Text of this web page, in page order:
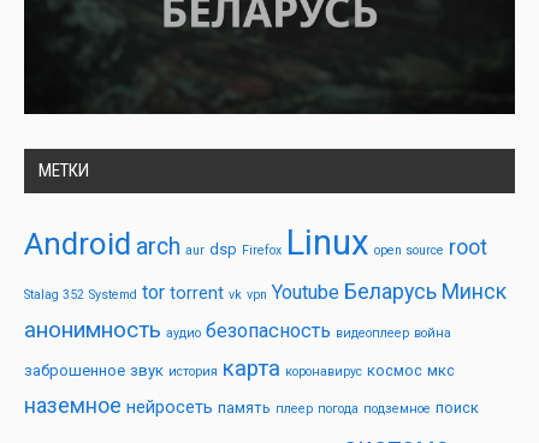
МЕТКИ
Android arch aur dsp Firefox Linux open source root
Stalag 352 Systemd tor torrent vk vpn Youtube Беларусь Минск
анонимность аудио безопасность видеоплеер война
заброшенное звук история карта коронавирус космос мкс
наземное нейросеть память плеер погода подземное поиск